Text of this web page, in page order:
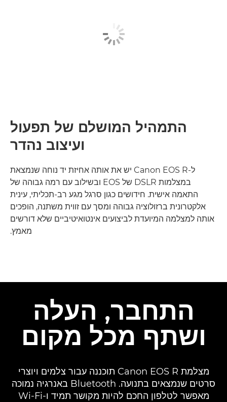
התמהיל המושלם של תפעול
ועיצוב נהדר
ל-Canon EOS R יש את אותה אחיזת יד נוחה שנמצאת
במצלמות DSLR של EOS ובשילוב עם רמה גבוהה של
התאמה אישית. חידושים כגון סרגל מגע רב-תכליתי, עינית
אלקטרונית ברזולוציה גבוהה ומסך עם זווית משתנה, הופכים
אותה למצלמה המיועדת לביצועים אינטואיטיביים שלא דורשים
מאמץ.
התחבר, העלה
ושתף מכל מקום
מצלמת Canon EOS R תוכננה עבור צלמים ויוצרי
סרטים שנמצאים בתנועה. Bluetooth באנרגיה נמוכה
מאפשר לטלפון החכם להיות מקושר תמיד ו-Wi-Fi